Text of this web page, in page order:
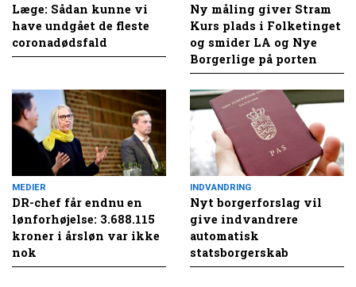
Læge: Sådan kunne vi
have undgået de fleste
coronadødsfald
Ny måling giver Stram
Kurs plads i Folketinget
og smider LA og Nye
Borgerlige på porten
MEDIER
DR-chef får endnu en
lønforhøjelse: 3.688.115
kroner i årsløn var ikke
nok
INDVANDRING
Nyt borgerforslag vil
give indvandrere
automatisk
statsborgerskab